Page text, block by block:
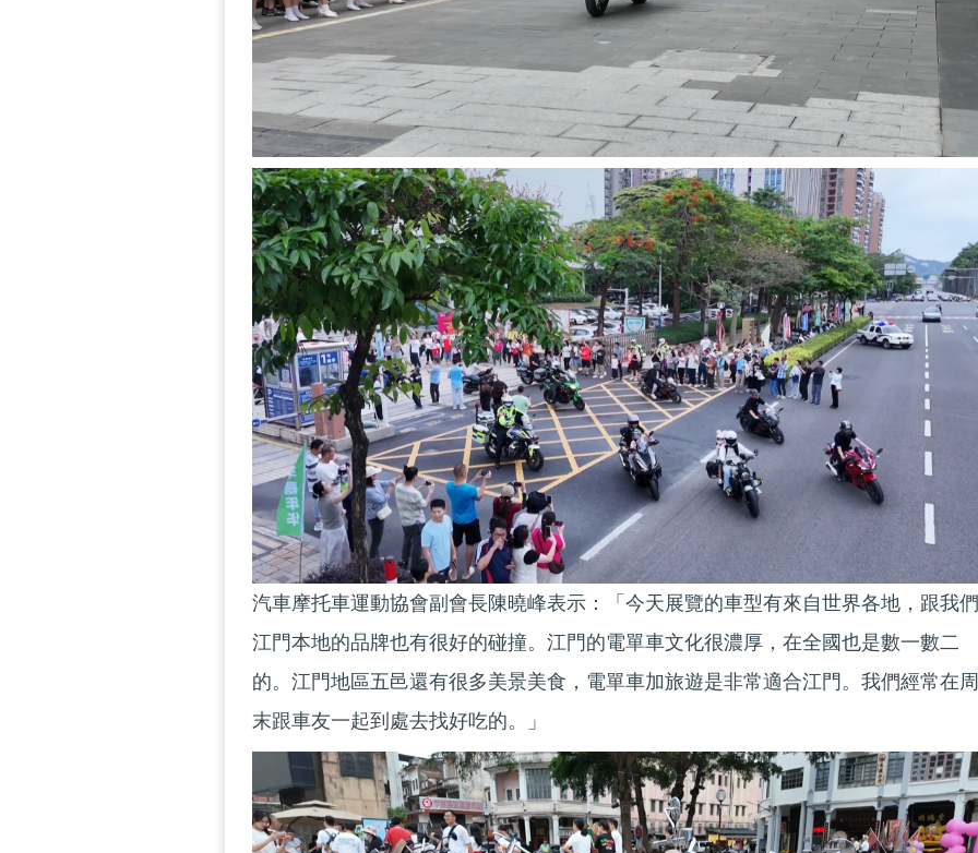
汽車摩托車運動協會副會長陳曉峰表示：「今天展覽的車型有來自世界各地，跟我們
江門本地的品牌也有很好的碰撞。江門的電單車文化很濃厚，在全國也是數一數二
的。江門地區五邑還有很多美景美食，電單車加旅遊是非常適合江門。我們經常在周
末跟車友一起到處去找好吃的。」